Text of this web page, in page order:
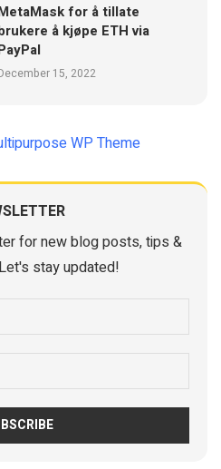
for å tillate
å kjøpe ETH via
15, 2022
for new blog posts, tips &
stay updated!